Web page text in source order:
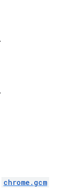
chrome.gcm